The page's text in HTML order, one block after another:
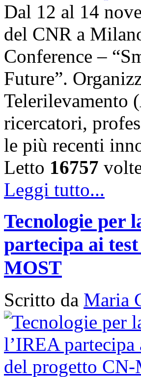
Dal 12 al 14
del CNR a
Conference –
Future”.
Telerilevamento
ricercatori,
le più recenti
Letto 16757
Leggi tutto...
Tecnologie per
partecipa ai
MOST
Scritto da Maria